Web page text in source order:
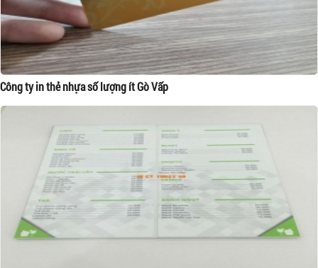
Công ty in thẻ nhựa số lượng ít Gò Vấp